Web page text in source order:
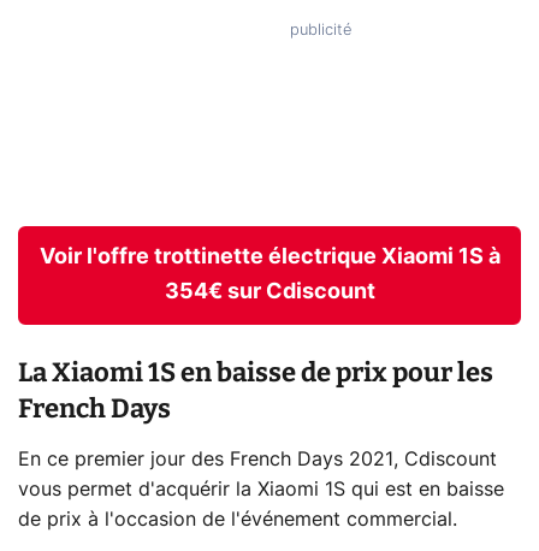
Voir l'offre trottinette électrique Xiaomi 1S à
354€ sur Cdiscount
La Xiaomi 1S en baisse de prix pour les
French Days
En ce premier jour des French Days 2021, Cdiscount
vous permet d'acquérir la Xiaomi 1S qui est en baisse
de prix à l'occasion de l'événement commercial.